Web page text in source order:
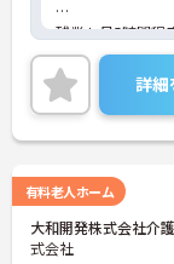
残業も月5時間程
スキルアップも
ご興味ある方に
お話しいたしま
詳細
有料老人ホーム
大和開発株式会社介
式会社